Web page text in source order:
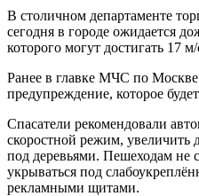
В столичном департаменте
сегодня в городе ожидается
которого могут достигать 17 м/
Ранее в главке МЧС по
предупреждение, которое
Спасатели рекомендовали
скоростной режим, увеличить
под деревьями. Пешеходам не
укрываться под
рекламными щитами.